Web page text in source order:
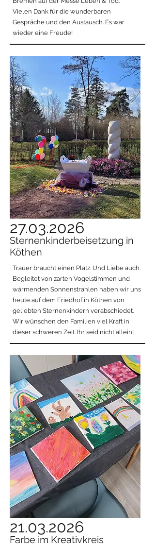
Vielen Dank für die wunderbaren
Gespräche und den Austausch. Es war
wieder eine Freude!
27.03.2026
Sternenkinderbeisetzung in
Köthen
Trauer braucht einen Platz. Und Liebe auch.
Begleitet von zarten Vogelstimmen und
wärmenden Sonnenstrahlen haben wir uns
heute auf dem Friedhof in Köthen von
geliebten Sternenkindern verabschiedet.
Wir wünschen den Familien viel Kraft in
dieser schweren Zeit. Ihr seid nicht allein!
21.03.2026
Farbe im Kreativkreis